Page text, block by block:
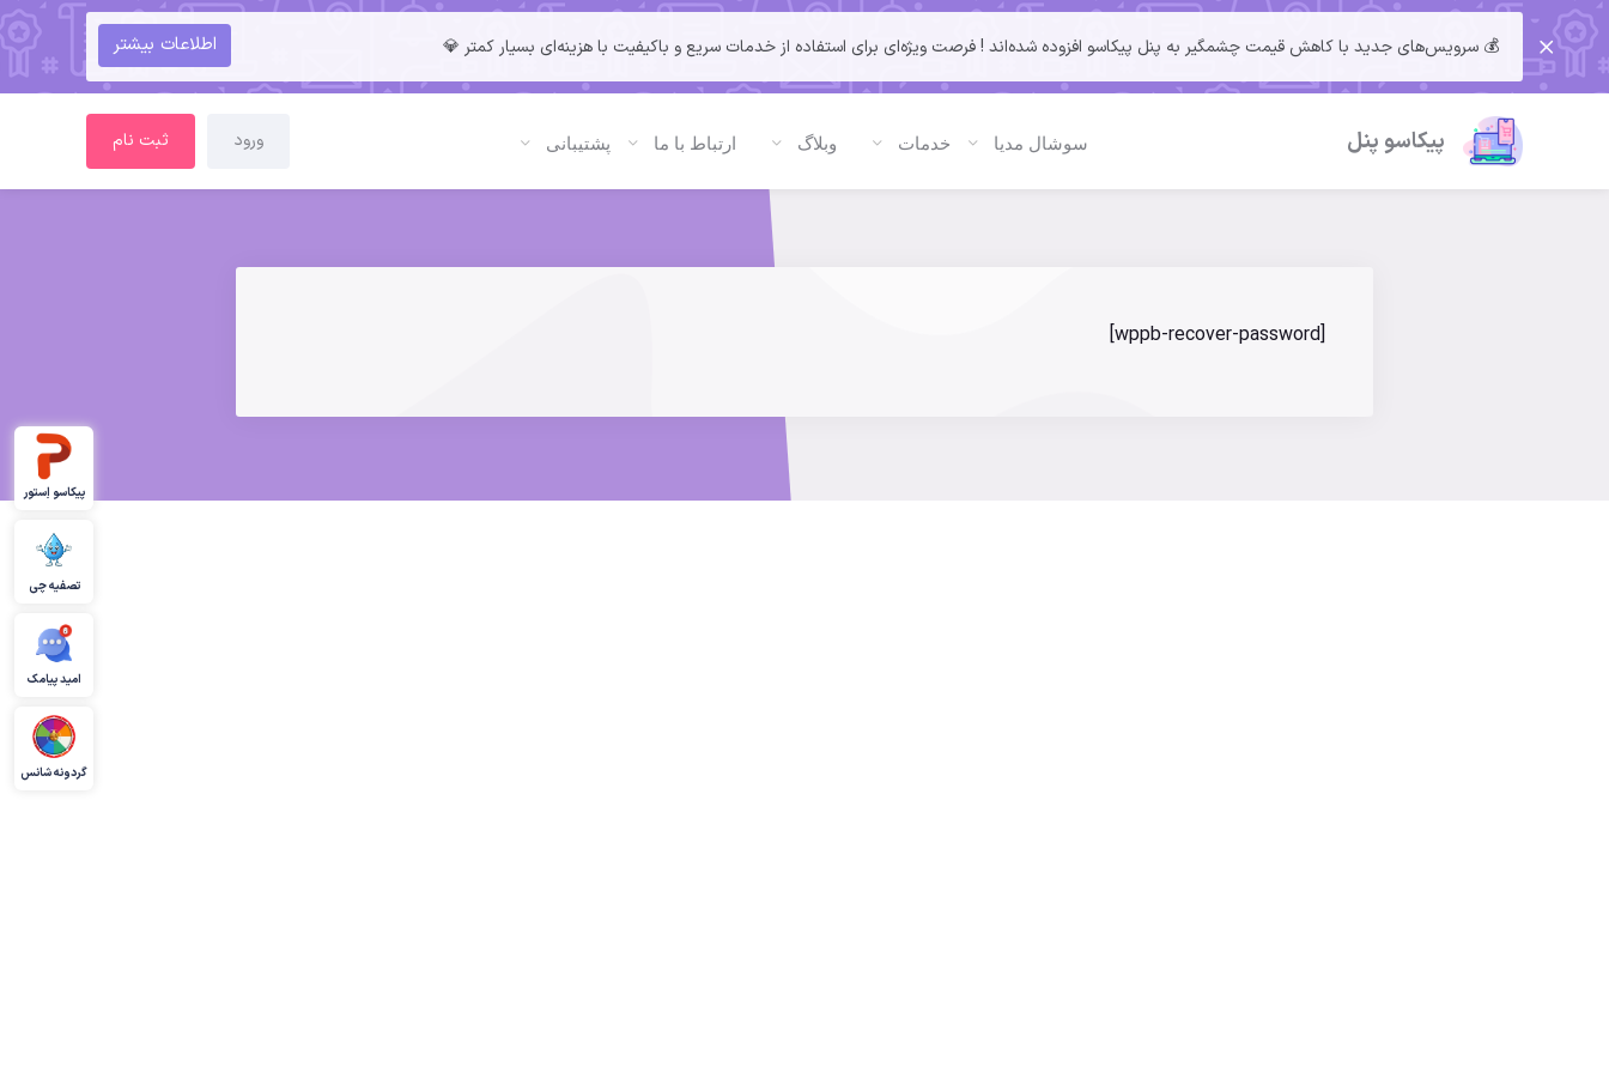
💰 سرویس‌های جدید با کاهش قیمت چشمگیر به پنل پیکاسو افزوده شده‌اند ! فرصت ویژه‌ای برای استفاده از خدمات سریع و باکیفیت با هزینه‌ای بسیار کمتر 💎 اطلاعات بیشتر
پیکاسو پنل سوشال مدیا خدمات وبلاگ ارتباط با ما پشتیبانی ورود ثبت نام
[wppb-recover-password]
پیکاسو اِستور
تصفیه چی
امید پیامک
گردونه شانس